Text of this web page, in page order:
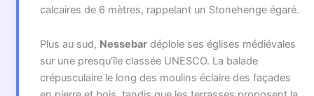
calcaires de 6 mètres, rappelant un Stonehenge égaré.
Plus au sud, Nessebardéploie ses églises médiévales
sur une presqu’île classée UNESCO. La balade
crépusculaire le long des moulins éclaire des façades